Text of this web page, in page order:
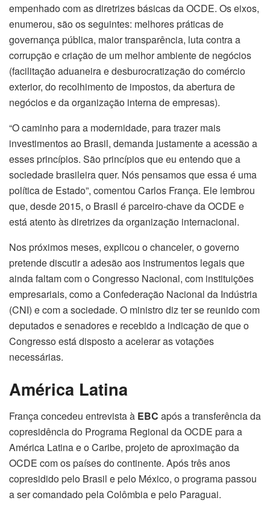
empenhado com as diretrizes básicas da OCDE. Os eixos,
enumerou, são os seguintes: melhores práticas de
governança pública, maior transparência, luta contra a
corrupção e criação de um melhor ambiente de negócios
(facilitação aduaneira e desburocratização do comércio
exterior, do recolhimento de impostos, da abertura de
negócios e da organização interna de empresas).
“O caminho para a modernidade, para trazer mais
investimentos ao Brasil, demanda justamente a acessão a
esses princípios. São princípios que eu entendo que a
sociedade brasileira quer. Nós pensamos que essa é uma
política de Estado”, comentou Carlos França. Ele lembrou
que, desde 2015, o Brasil é parceiro-chave da OCDE e
está atento às diretrizes da organização internacional.
Nos próximos meses, explicou o chanceler, o governo
pretende discutir a adesão aos instrumentos legais que
ainda faltam com o Congresso Nacional, com instituições
empresariais, como a Confederação Nacional da Indústria
(CNI) e com a sociedade. O ministro diz ter se reunido com
deputados e senadores e recebido a indicação de que o
Congresso está disposto a acelerar as votações
necessárias.
América Latina
França concedeu entrevista à EBC após a transferência da
copresidência do Programa Regional da OCDE para a
América Latina e o Caribe, projeto de aproximação da
OCDE com os países do continente. Após três anos
copresidido pelo Brasil e pelo México, o programa passou
a ser comandado pela Colômbia e pelo Paraguai.